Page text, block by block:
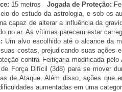
15 metros Jogada de Proteção:
do estudo da astrologia, e sob os
capaz de alterar a influência da
no ar. As vítimas parecem estar
Um alvo escolhido até o alcance da
costas, prejudicando suas ações
contra Feitiçaria modificada
Força Difícil (3d8) para se mover
de Ataque. Além disso, ações que
aumentadas em uma